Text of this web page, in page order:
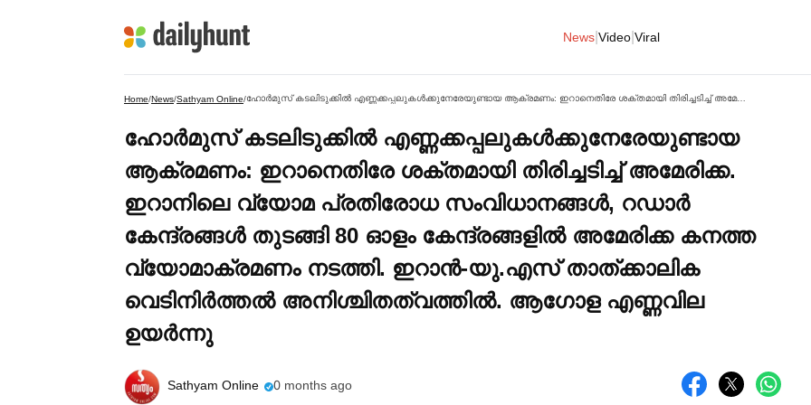
News Video Viral
Home/News/Sathyam Online/ ഹോര്‍മുസ് കടലിടുക്കില്‍ എണ്ണക്കപ്പലുകള്‍ക്കുനേരേയുണ്ടായ ആക്രമണം: ഇറാനെതിരേ ശക്തമായി തിരിച്ചടിച്ച്‌ അമേരിക്ക. ഇറാനിലെ വ്യോമ പ്രതിരോധ സംവിധാനങ്ങള്‍, റഡാര്‍ കേന്ദ്രങ്ങള്‍ തുടങ്ങി 80 ഓളം കേന്ദ്രങ്ങളില്‍ അമേരിക്ക കനത്ത വ്യോമാക്രമണം നടത്തി. ഇറാൻ-യു.എസ് താത്ക്കാലിക വെടിനിര്‍ത്തല്‍ അനിശ്ചിതത്വത്തില്‍. ആഗോള എണ്ണവില ഉയര്‍ന്നു
ഹോര്‍മുസ് കടലിടുക്കില്‍ എണ്ണക്കപ്പലുകള്‍ക്കുനേരേയുണ്ടായ
ആക്രമണം: ഇറാനെതിരേ ശക്തമായി തിരിച്ചടിച്ച്‌ അമേരിക്ക.
ഇറാനിലെ വ്യോമ പ്രതിരോധ സംവിധാനങ്ങള്‍, റഡാര്‍
കേന്ദ്രങ്ങള്‍ തുടങ്ങി 80 ഓളം കേന്ദ്രങ്ങളില്‍ അമേരിക്ക കനത്ത
വ്യോമാക്രമണം നടത്തി. ഇറാൻ-യു.എസ് താത്ക്കാലിക
വെടിനിര്‍ത്തല്‍ അനിശ്ചിതത്വത്തില്‍. ആഗോള എണ്ണവില
ഉയര്‍ന്നു
Sathyam Online 0 months ago